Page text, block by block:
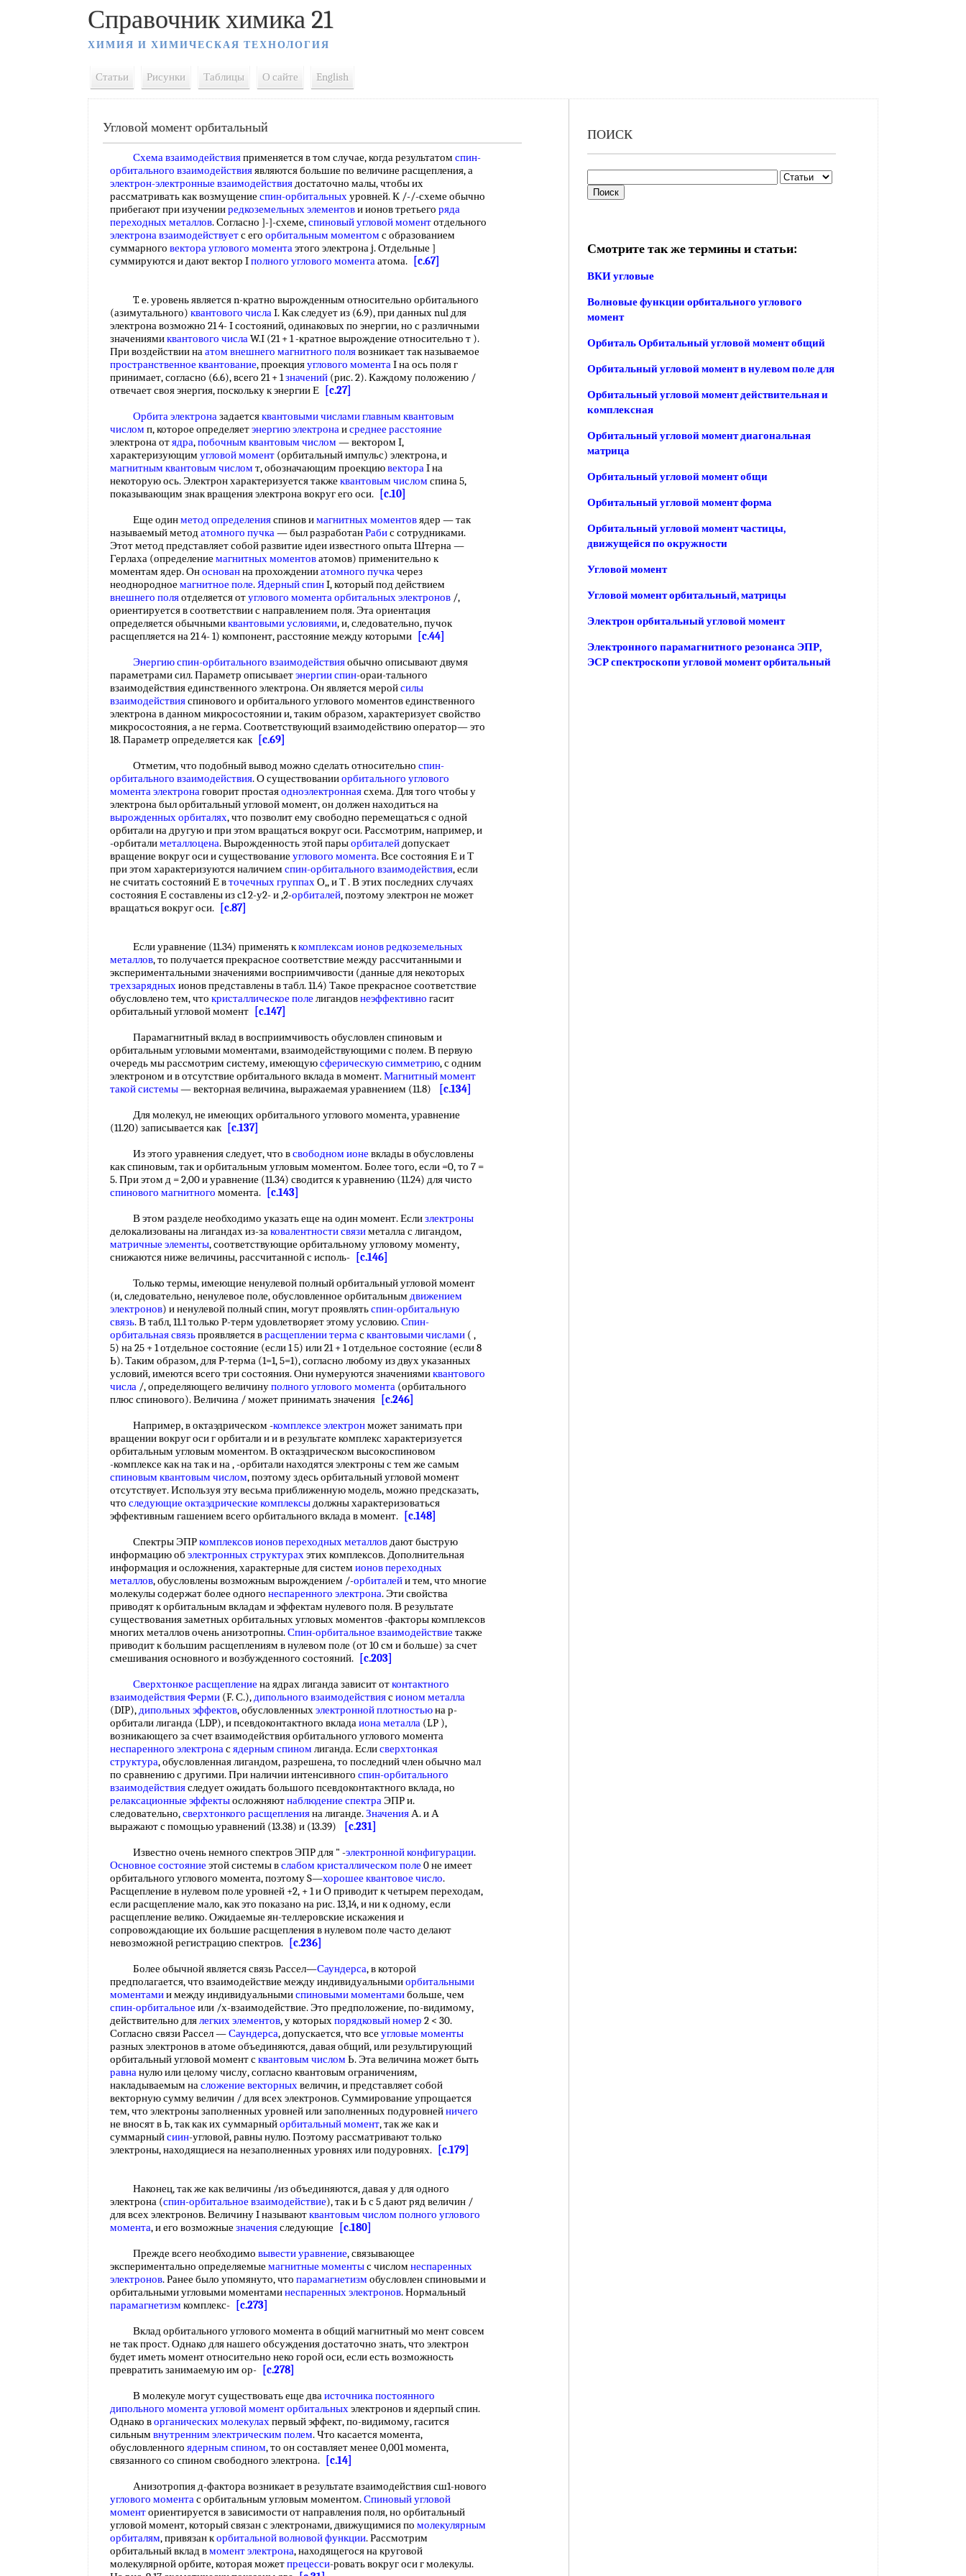
Справочник химика 21
ХИМИЯ И ХИМИЧЕСКАЯ ТЕХНОЛОГИЯ
Статьи Рисунки Таблицы О сайте English
Угловой момент орбитальный
Схема взаимодействияприменяется в том случае, когда результатом спин-
орбитального взаимодействияявляются большие по величине расщепления, а
электрон-электронные взаимодействиядостаточно малы, чтобы их
рассматривать как возмущение спин-орбитальныхуровней. К /-/-схеме обычно
прибегают при изученииредкоземельных элементови ионов третьего ряда
переходных металлов. Согласно ]-]-схеме,спиновый угловой моментотдельного
электрона взаимодействуетс его орбитальным моментом с образованием
суммарного вектора углового моментаэтого электрона j. Отдельные ]
суммируются и дают вектор Iполного углового моментаатома. [c.67]
T. e. уровень является n-кратно вырожденным относительно орбитального
(азимутального) квантового числаI. Как следует из (6.9), при данных nul для
электрона возможно 21 4- I состояний, одинаковых по энергии, но с различными
значениямиквантового числаW.I (21 + 1 -кратное вырождение относительно т ).
При воздействии наатом внешнего магнитного полявозникает так называемое
пространственное квантование, проекцияуглового моментаI на ось поля г
принимает, согласно (6.6), всего 21 + 1значений (рис. 2). Каждому положению /
отвечает своя энергия, поскольку к энергии Е
[c.27]
Орбита электроназадаетсяквантовыми числами главным квантовым
числом п, которое определяетэнергию электронаисреднее расстояние
электрона отядра,побочным квантовым числом — вектором I,
характеризующим угловой момент (орбитальный импульс) электрона, и
магнитным квантовым числом т, обозначающим проекциювектораI на
некоторую ось. Электрон характеризуется также квантовым числом спина 5,
показывающим знак вращения электрона вокруг его оси.
[c.10]
Еще одинметод определенияспинов имагнитных моментовядер — так
называемый методатомного пучка— был разработанРабис сотрудниками.
Этот метод представляет собой развитие идеи известного опыта Штерна —
Герлаха (определение магнитных моментоватомов) применительно к
моментам ядер. Оноснованна прохожденииатомного пучкачерез
неоднородное магнитное поле.Ядерный спинI, который под действием
внешнего поляотделяется отуглового момента орбитальных электронов /,
ориентируется в соответствии с направлением поля. Эта ориентация
определяется обычнымиквантовыми условиями, и, следовательно, пучок
расщепляется на 21 4- 1) компонент, расстояние между которыми
[c.44]
Энергию спин-орбитального взаимодействияобычно описывают двумя
параметрами сил. Параметр описываетэнергии спин-ораи-тального
взаимодействия единственного электрона. Он является меройсилы
взаимодействияспинового и орбитального углового моментов единственного
электрона в данном микросостоянии и, таким образом, характеризует свойство
микросостояния, а не герма. Соответствующий взаимодействию оператор— это
18. Параметр определяется как [c.69]
Отметим, что подобный вывод можно сделать относительно спин-
орбитального взаимодействия. О существованииорбитального углового
момента электронаговорит простаяодноэлектроннаясхема. Для того чтобы у
электрона был орбитальный угловой момент, он должен находиться на
вырожденных орбиталях, что позволит ему свободно перемещаться с одной
орбитали на другую и при этом вращаться вокруг оси. Рассмотрим, например, и
-орбиталиметаллоцена. Вырожденность этой парыорбиталейдопускает
вращение вокруг оси и существование углового момента. Все состояния Е и Т
при этом характеризуются наличием спин-орбитального взаимодействия, если
не считать состояний Е вточечных группахО,, и Т . В этих последних случаях
состояния Е составлены из с1 2-у2- и ,2-орбиталей, поэтому электрон не может
вращаться вокруг оси.
[c.87]
Если уравнение (11.34) применять ккомплексам ионовредкоземельных
металлов, то получается прекрасное соответствие между рассчитанными и
экспериментальными значениями восприимчивости (данные для некоторых
трехзарядныхионов представлены в табл. 11.4) Такое прекрасное соответствие
обусловлено тем, что кристаллическое поле лигандовнеэффективно гасит
орбитальный угловой момент
[c.147]
Парамагнитный вклад в восприимчивость обусловлен спиновым и
орбитальным угловыми моментами, взаимодействующими с полем. В первую
очередь мы рассмотрим систему, имеющуюсферическую симметрию, с одним
электроном и в отсутствие орбитального вклада в момент.Магнитный момент
такой системы— векторная величина, выражаемая уравнением (11.8)
[c.134]
Для молекул, не имеющих орбитального углового момента, уравнение
(11.20) записывается как [c.137]
Из этого уравнения следует, что всвободном ионе вклады в обусловлены
как спиновым, так и орбитальным угловым моментом. Более того, если =0, то 7 =
5. При этом д = 2,00 и уравнение (11.34) сводится к уравнению (11.24) для чисто
спинового магнитного момента.
[c.143]
В этом разделе необходимо указать еще на один момент. Еслизлектроны
делокализованы на лигандах из-заковалентности связиметалла с лигандом,
матричные элементы, соответствующие орбитальному угловому моменту,
снижаются ниже величины, рассчитанной с исполь-
[c.146]
Только термы, имеющие ненулевой полный орбитальный угловой момент
(и, следовательно, ненулевое поле, обусловленное орбитальным движением
электронов) и ненулевой полный спин, могут проявлятьспин-орбитальную
связь. В табл, 11.1 только Р-терм удовлетворяет этому условию.Спин-
орбитальная связьпроявляется врасщеплении термасквантовыми числами ( ,
5) на 25 + 1 отдельное состояние (если 1 5) или 21 + 1 отдельное состояние (если 8
Ь). Таким образом, для Р-терма (1=1, 5=1), согласно любому из двух указанных
условий, имеются всего три состояния. Они нумеруются значениямиквантового
числа /, определяющего величинуполного углового момента (орбитального
плюс спинового). Величина / может принимать значения
[c.246]
Например, в октаэдрическом -комплексе электронможет занимать при
вращении вокруг оси г орбитали и и в результате комплекс характеризуется
орбитальным угловым моментом. В октаэдрическом высокоспиновом
-комплексе как на так и на , -орбитали находятся электроны с тем же самым
спиновым квантовым числом, поэтому здесь орбитальный угловой момент
отсутствует. Используя эту весьма приближенную модель, можно предсказать,
что следующие октаэдрические комплексыдолжны характеризоваться
эффективным гашением всего орбитального вклада в момент.
[c.148]
Спектры ЭПРкомплексов ионов переходных металловдают быструю
информацию об электронных структурахэтих комплексов. Дополнительная
информация и осложнения, характерные для систем ионов переходных
металлов, обусловлены возможным вырождением /-орбиталейи тем, что многие
молекулы содержат более одного неспаренного электрона. Эти свойства
приводят к орбитальным вкладам и эффектам нулевого поля. В результате
существования заметных орбитальных угловых моментов -факторы комплексов
многих металлов очень анизотропны.Спин-орбитальное взаимодействие также
приводит к большим расщеплениям в нулевом поле (от 10 см и больше) за счет
смешивания основного и возбужденного состояний.
[c.203]
Сверхтонкое расщепление на ядрах лиганда зависит отконтактного
взаимодействия Ферми (F. С.),дипольного взаимодействиясионом металла
(DIP),дипольных эффектов, обусловленныхэлектронной плотностьюна р-
орбитали лиганда (LDP), и псевдоконтактного вкладаиона металла (LP ),
возникающего за счет взаимодействия орбитального углового момента
неспаренного электронасядерным спином лиганда. Еслисверхтонкая
структура, обусловленная лигандом, разрешена, то последний член обычно мал
по сравнению с другими. При наличии интенсивного спин-орбитального
взаимодействияследует ожидать большого псевдоконтактного вклада, но
релаксационные эффектыосложняютнаблюдение спектраЭПР и.
следовательно,сверхтонкого расщепленияна лиганде.ЗначенияА. и А
выражают с помощью уравнений (13.38) и (13.39)
[c.231]
Известно очень немного спектров ЭПР для " -электронной конфигурации.
Основное состояние этой системы вслабом кристаллическом поле 0 не имеет
орбитального углового момента, поэтому S—хорошее квантовое число.
Расщепление в нулевом поле уровней +2, + 1 и О приводит к четырем переходам,
если расщепление мало, как это показано на рис. 13,14, и ни к одному, если
расщепление велико. Ожидаемые ян-теллеровские искажения и
сопровождающие их большие расщепления в нулевом поле часто делают
невозможной регистрацию спектров.
[c.236]
Более обычной является связь Рассел—Саундерса, в которой
предполагается, что взаимодействие между индивидуальнымиорбитальными
моментамии между индивидуальнымиспиновыми моментамибольше, чем
спин-орбитальное или /х-взаимодействие. Это предположение, по-видимому,
действительно длялегких элементов, у которыхпорядковый номер 2 < 30.
Согласно связи Рассел —Саундерса, допускается, что все угловые моменты
разных электронов в атоме объединяются, давая общий, или результирующий
орбитальный угловой момент сквантовым числом Ь. Эта величина может быть
равнанулю или целому числу, согласно квантовым ограничениям,
накладываемым насложение векторныхвеличин, и представляет собой
векторную сумму величин / для всех электронов. Суммирование упрощается
тем, что электроны заполненных уровней или заполненных подуровнейничего
не вносят в Ь, так как их суммарныйорбитальный момент, так же как и
суммарныйсиин-угловой, равны нулю. Поэтому рассматривают только
электроны, находящиеся на незаполненных уровнях или подуровнях.
[c.179]
Наконец, так же как величины /из объединяются, давая у для одного
электрона (спин-орбитальное взаимодействие), так и Ь с 5 дают ряд величин /
для всех электронов. Величину I называютквантовым числом полного углового
момента, и его возможные значенияследующие
[c.180]
Прежде всего необходимо вывести уравнение, связывающее
экспериментально определяемые магнитные моментыс числом неспаренных
электронов. Ранее было упомянуто, что парамагнетизм обусловлен спиновыми и
орбитальными угловыми моментаминеспаренных электронов. Нормальный
парамагнетизм комплекс-
[c.273]
Вклад орбитального углового момента в общий магнитный мо мент совсем
не так прост. Однако для нашего обсуждения достаточно знать, что электрон
будет иметь момент относительно неко горой оси, если есть возможность
превратить занимаемую им ор-
[c.278]
В молекуле могут существовать еще дваисточникапостоянного
дипольного момента угловой момент орбитальныхэлектронов и ядерпый спин.
Однако ворганических молекулахпервый эффект, по-видимому, гасится
сильным внутренним электрическим полем. Что касается момента,
обусловленного ядерным спином, то он составляет менее 0,001 момента,
связанного со спином свободного электрона.
[c.14]
Анизотропия д-фактора возникает в результате взаимодействия сш1-нового
углового моментас орбитальным угловым моментом.Спиновый угловой
моменториентируется в зависимости от направления поля, но орбитальный
угловой момент, который связан с электронами, движущимися по молекулярным
орбиталям, привязан корбитальной волновой функции. Рассмотрим
орбитальный вклад вмомент электрона, находящегося на круговой
молекулярной орбите, которая можетпрецесси-ровать вокруг оси г молекулы.
ПОИСК
Смотрите так же термины и статьи:
ВКИ угловые
Волновые функции орбитального углового
момент
Орбиталь Орбитальный угловой момент общий
Орбитальный угловой момент в нулевом поле для
Орбитальный угловой момент действительная и
комплексная
Орбитальный угловой момент диагональная
матрица
Орбитальный угловой момент общи
Орбитальный угловой момент форма
Орбитальный угловой момент частицы,
движущейся по окружности
Угловой момент
Угловой момент орбитальный, матрицы
Электрон орбитальный угловой момент
Электронного парамагнитного резонанса ЭПР,
ЭСР спектроскопи угловой момент орбитальный